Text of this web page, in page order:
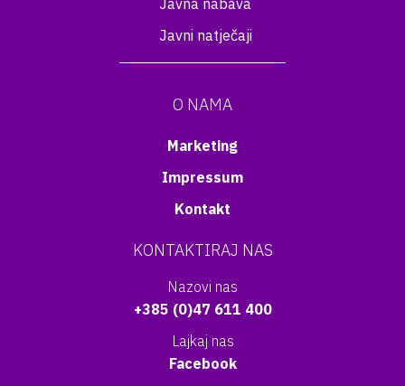
Javna nabava
Javni natječaji
O NAMA
Marketing
Impressum
Kontakt
KONTAKTIRAJ NAS
Nazovi nas
+385 (0)47 611 400
Lajkaj nas
Facebook